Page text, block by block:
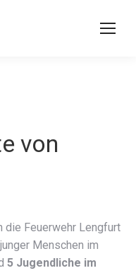
von
die Feuerwehr Lengfurt
Menschen im
5 Jugendliche im